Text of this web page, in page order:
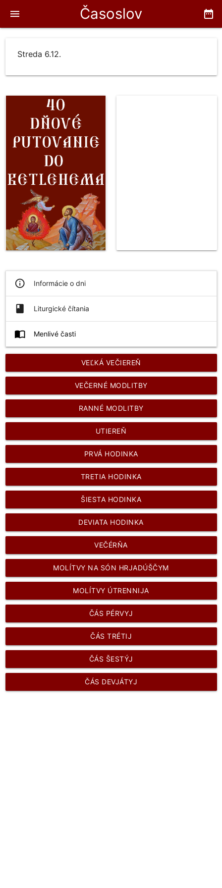
Časoslov date_range
menu
Streda 6.12.
info_outline Informácie o dni
book Liturgické čítania
import_contacts Menlivé časti
VEĽKÁ VEČIEREŇ
VEČERNÉ MODLITBY
RANNÉ MODLITBY
UTIEREŇ
PRVÁ HODINKA
TRETIA HODINKA
ŠIESTA HODINKA
DEVIATA HODINKA
VEČÉRŇA
MOLÍTVY NA SÓN HRJADÚŠČYM
MOLÍTVY ÚTRENNIJA
ČÁS PÉRVYJ
ČÁS TRÉTIJ
ČÁS ŠESTÝJ
ČÁS DEVJÁTYJ